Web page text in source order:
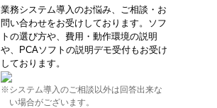
業務システム導入のお悩み、ご相談・お
問い合わせをお受けしております。ソフ
トの選び方や、費用・動作環境の説明
や、PCAソフトの説明デモ受付もお受け
しております。
※システム導入のご相談以外は回答出来な
い場合がございます。